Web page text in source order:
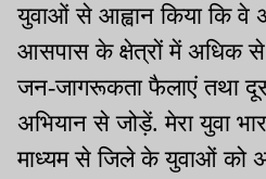
युवाओं से आह्वान किया कि वे
आसपास के क्षेत्रों में अधिक
जन-जागरूकता फैलाएं तथा
अभियान से जोड़ें. मेरा युवा
माध्यम से जिले के युवाओं को